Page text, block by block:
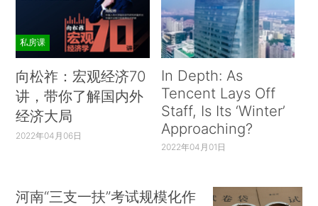
私房课
向松祚：宏观经济70
讲，带你了解国内外
经济大局
2022年04月06日
In Depth: As
Tencent Lays Off
Staff, Is Its ‘Winter’
Approaching?
2022年04月01日
河南“三支一扶”考试规模化作